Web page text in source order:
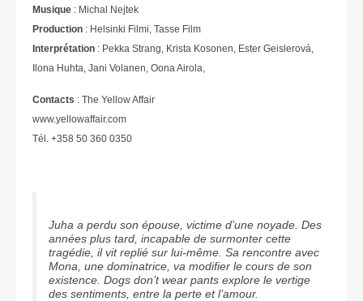
Musique : Michal Nejtek
Production : Helsinki Filmi, Tasse Film
Interprétation : Pekka Strang, Krista Kosonen, Ester Geislerová,
Ilona Huhta, Jani Volanen, Oona Airola,
Contacts : The Yellow Affair
www.yellowaffair.com
Tél. +358 50 360 0350
Juha a perdu son épouse, victime d’une noyade. Des
années plus tard, incapable de surmonter cette
tragédie, il vit replié sur lui-même. Sa rencontre avec
Mona, une dominatrice, va modifier le cours de son
existence. Dogs don’t wear pants explore le vertige
des sentiments, entre la perte et l’amour.